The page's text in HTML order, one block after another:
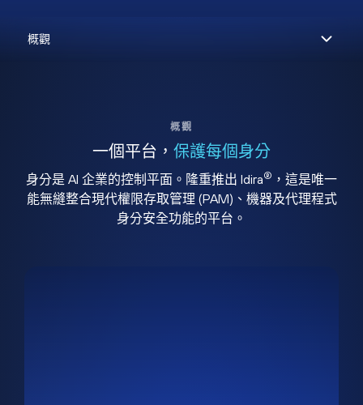
概觀
一個平台， 保護每個身分
身分是 AI 企業的控制平面。隆重推出 Idira® ，這是唯一
能無縫整合現代權限存取管理 (PAM)、機器及代理程式
身分安全功能的平台。